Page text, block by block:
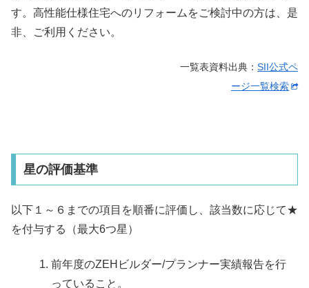
す。高性能仕様住宅へのリフォームをご検討中の方は、是
非、ご利用ください。
一覧表資料出典： SII公式ペ
ージ一覧検索
星の評価基準
以下１～６までの項目を順番に評価し、該当数に応じて★
を付与する（最大6つ星）
前年度のZEHビルダー/プランナー実績報告を行
っていること。